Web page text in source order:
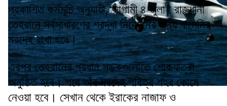
প্রকাশিত কর্মসূচি অনুযায়ী, আগামী ৪ জুলাই রাজধানী
তেহরানে সর্বসাধারণের শ্রদ্ধা নিবেদনের জন্য খামেনির
মরদেহ রাখা হবে।
এরপর তেহরানের প্রধান সড়কগুলোতে শোকযাত্রা
অনুষ্ঠিত হবে। পরে তাঁর মরদেহ পবিত্র শহর কোমে
নেওয়া হবে। সেখান থেকে ইরাকের নাজাফ ও